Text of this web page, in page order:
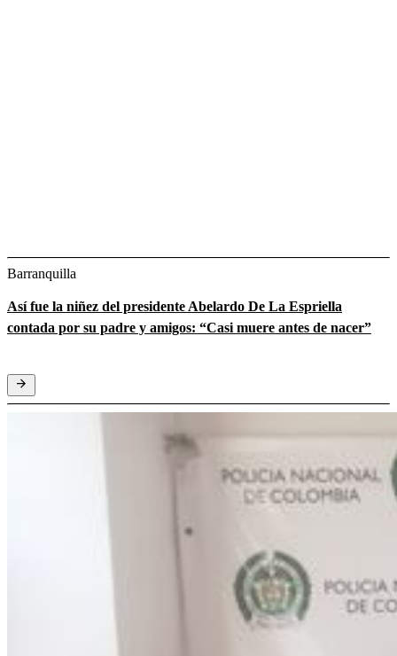
Barranquilla
Así fue la niñez del presidente Abelardo De La Espriella
contada por su padre y amigos: “Casi muere antes de nacer”